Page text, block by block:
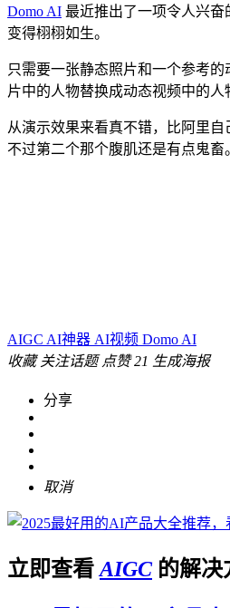
Domo AI 最近推出了一项令人兴
变得栩栩如生。
只需要一张静态照片和一个参考
片中的人物替换成动态视频中的人
从演示效果来看真不错，比阿里自
不过第二个那个腹肌还是有点鬼畜
AIGC AI神器 AI视频 Domo AI
收藏 关注话题 点赞 21 生成海报
分享
取消
立即查看 AIGC的解决